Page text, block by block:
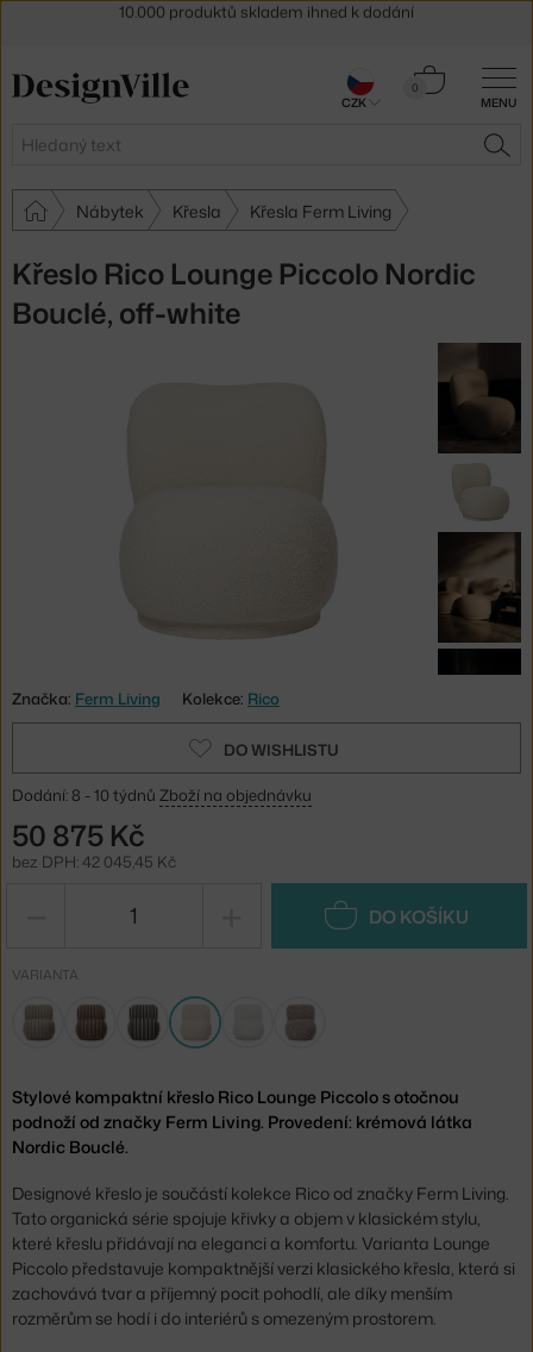
MENU
Hledat
0
Košík
Nábytek Křesla Křesla Ferm Living
Křeslo Rico Lounge Piccolo Nordic
Bouclé, off-white
Značka: Ferm Living Kolekce: Rico
DO WISHLISTU
Dodání: 8 - 10 týdnů Zboží na objednávku
50 875 Kč
bez DPH: 42 045,45 Kč
DO KOŠÍKU
VARIANTA
Stylové kompaktní křeslo Rico Lounge Piccolo s otočnou
podnoží od značky Ferm Living. Provedení: krémová látka
Nordic Bouclé.
Designové křeslo je součástí kolekce Rico od značky Ferm Living.
Tato organická série spojuje křivky a objem v klasickém stylu,
které křeslu přidávají na eleganci a komfortu. Varianta Lounge
Piccolo představuje kompaktnější verzi klasického křesla, která si
zachovává tvar a příjemný pocit pohodlí, ale díky menším
rozměrům se hodí i do interiérů s omezeným prostorem.
30 dní na vrácení zboží
CZK